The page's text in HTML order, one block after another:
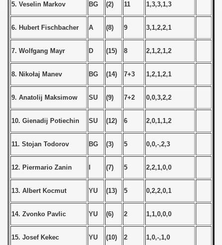
5. Veselin Markov BG (2) 11 1,3,3,1,3
6. Hubert Fischbacher A (8) 9 3,1,2,2,1
7. Wolfgang Mayr D (15) 8 2,1,2,1,2
8. Nikołaj Manev BG (14) 7+3 1,2,1,2,1
9. Anatolij Maksimow SU (9) 7+2 0,0,3,2,2
10. Gienadij Potiechin SU (12) 6 2,0,1,1,2
11. Stojan Todorov BG (3) 5 0,0,-,2,3
12. Piermario Zanin (7) 5 2,2,1,0,0
13. Albert Kocmut YU (13) 5 0,2,2,0,1
14. Zvonko Pavlic YU (6) 2 1,1,0,0,0
15. Josef Kekec YU (10) 2 1,0,-,1,0
- 1983
Round) - 1983
Round) - 1983
1986
- 1988
- 1991